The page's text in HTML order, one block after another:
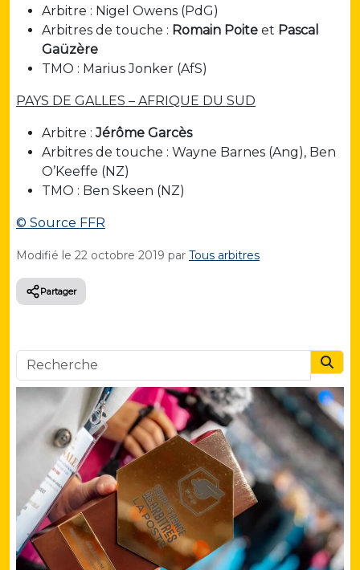
Arbitre : Nigel Owens (PdG)
Arbitres de touche : Romain Poite et Pascal
Gaüzère
TMO : Marius Jonker (AfS)
PAYS DE GALLES – AFRIQUE DU SUD
Arbitre : Jérôme Garcès
Arbitres de touche : Wayne Barnes (Ang), Ben
O’Keeffe (NZ)
TMO : Ben Skeen (NZ)
© Source FFR
Modifié le 22 octobre 2019 par Tous arbitres
Partager